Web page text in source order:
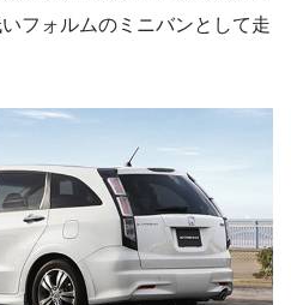
フォルムのミニバンとして走